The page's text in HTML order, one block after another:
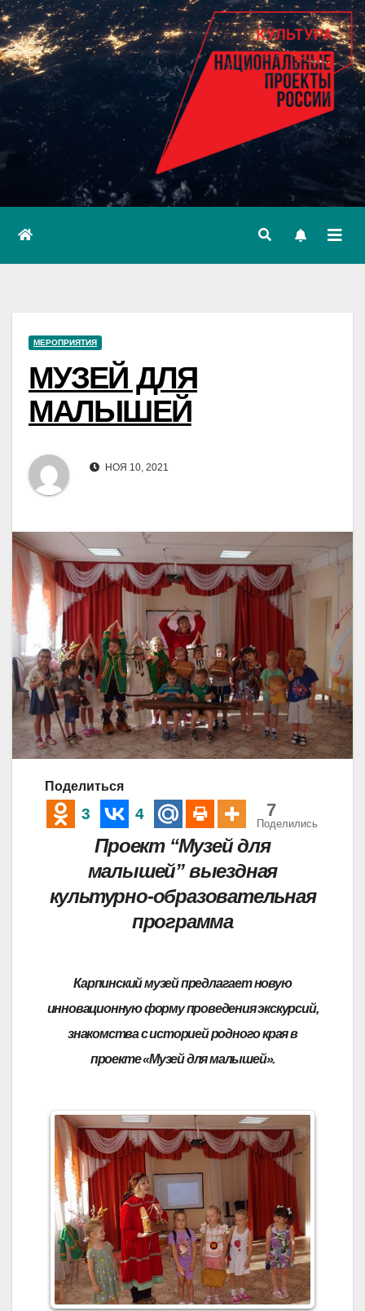
МЕРОПРИЯТИЯ
МУЗЕЙ ДЛЯ
МАЛЫШЕЙ
НОЯ 10, 2021
Поделиться
3 4 7
Поделились
Проект “Музей для
малышей” выездная
культурно-образовательная
программа
Карпинский музей предлагает новую
инновационную форму проведения экскурсий,
знакомства с историей родного краяв
проекте «Музей для малышей».